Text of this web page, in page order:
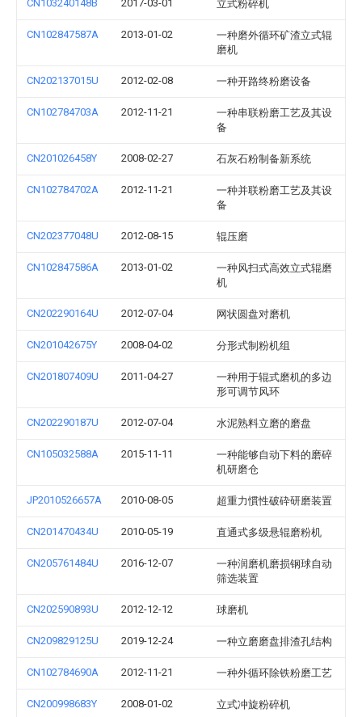
CN103240148B 2017-03-01 立式粉碎机
CN102847587A 2013-01-02
一种磨外循环矿渣立式辊
磨机
CN202137015U 2012-02-08 一种开路终粉磨设备
CN102784703A 2012-11-21
一种串联粉磨工艺及其设
备
CN201026458Y 2008-02-27 石灰石粉制备新系统
CN102784702A 2012-11-21
一种并联粉磨工艺及其设
备
CN202377048U 2012-08-15 辊压磨
CN102847586A 2013-01-02
一种风扫式高效立式辊磨
机
CN202290164U 2012-07-04 网状圆盘对磨机
CN201042675Y 2008-04-02 分形式制粉机组
CN201807409U 2011-04-27
一种用于辊式磨机的多边
形可调节风环
CN202290187U 2012-07-04 水泥熟料立磨的磨盘
CN105032588A 2015-11-11
一种能够自动下料的磨碎
机研磨仓
JP2010526657A 2010-08-05 超重力慣性破砕研磨装置
CN201470434U 2010-05-19 直通式多级悬辊磨粉机
CN205761484U 2016-12-07
一种润磨机磨损钢球自动
筛选装置
CN202590893U 2012-12-12 球磨机
CN209829125U 2019-12-24 一种立磨磨盘排渣孔结构
CN102784690A 2012-11-21 一种外循环除铁粉磨工艺
CN200998683Y 2008-01-02 立式冲旋粉碎机